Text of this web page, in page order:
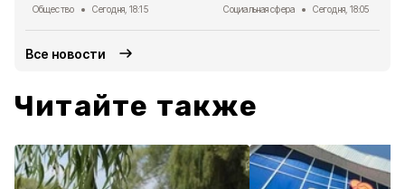
Общество Сегодня, 18:15 Социальная сфера Сегодня, 18:05
Все новости
Читайте также